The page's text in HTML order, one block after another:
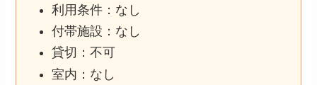
利用条件：なし
付帯施設：なし
貸切：不可
室内：なし